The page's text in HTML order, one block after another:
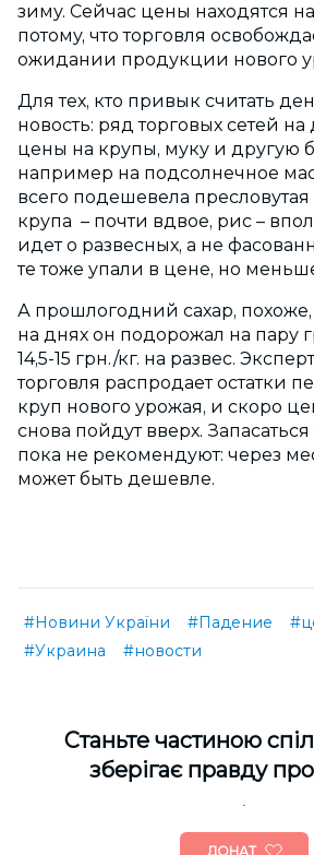
зиму. Сейчас цены находятся
потому, что торговля
ожидании продукции нового
Для тех, кто привык считать
новость: ряд торговых сетей
цены на крупы, муку и другую
например на подсолнечное
всего подешевела пресловутая
крупа – почти вдвое, рис –
идет о развесных, а не
те тоже упали в цене, но
А прошлогодний сахар, похоже,
на днях он подорожал на пару
14,5-15 грн./кг. на развес.
торговля распродает остатки
круп нового урожая, и скоро
снова пойдут вверх.
пока не рекомендуют: через
может быть дешевле.
#Новини України #Падение
#Украина
#новости
Cтаньте частиною
зберігає правду
ДОНАТ